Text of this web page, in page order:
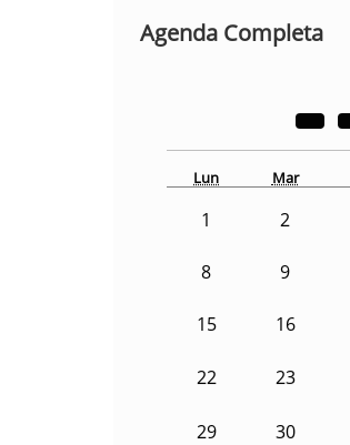
Agenda Completa
Lun Mar
1 2
8 9
15 16
22 23
29 30